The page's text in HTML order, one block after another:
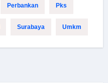
Perbankan Pks
Surabaya Umkm